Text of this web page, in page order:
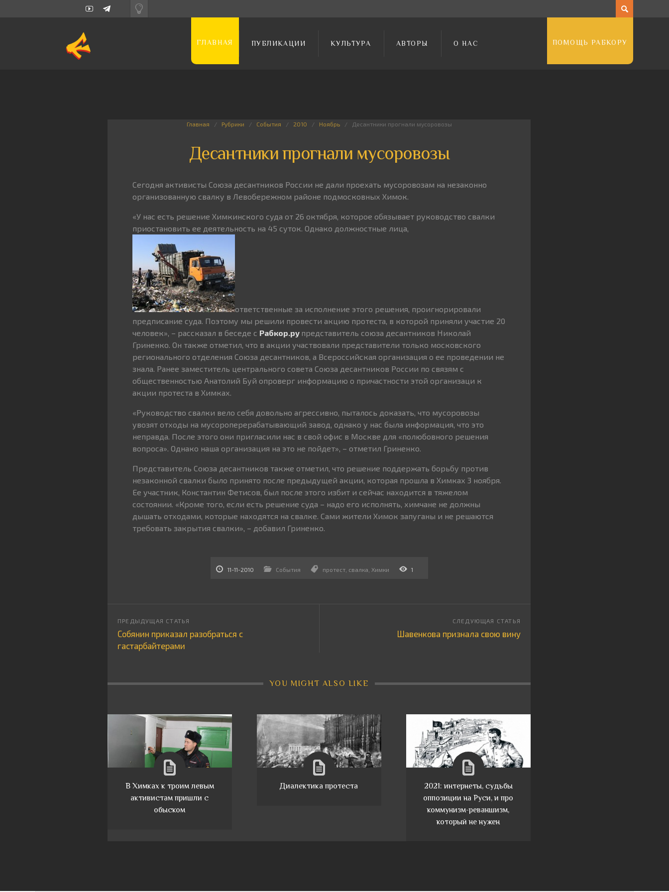
ГЛАВНАЯ ПУБЛИКАЦИИ КУЛЬТУРА АВТОРЫ О НАС ПОМОЩЬ РАБКОРУ
Главная Рубрики События 2010 Ноябрь Десантники прогнали мусоровозы
Десантники прогнали мусоровозы
Сегодня активисты Союза десантников России не дали проехать мусоровозам на незаконно
организованную свалку в Левобережном районе подмосковных Химок.
«У нас есть решение Химкинского суда от 26 октября, которое обязывает руководство свалки
приостановить ее деятельность на 45 суток. Однако должностные лица,
ответственные за исполнение этого решения, проигнорировали
предписание суда. Поэтому мы решили провести акцию протеста, в которой приняли участие 20
человек», – рассказал в беседе с Рабкор.ру представитель союза десантников Николай
Гриненко. Он также отметил, что в акции участвовали представители только московского
регионального отделения Союза десантников, а Всероссийская организация о ее проведении не
знала. Ранее заместитель центрального совета Союза десантников России по связям с
общественностью Анатолий Буй опроверг информацию о причастности этой организаци к
акции протеста в Химках.
«Руководство свалки вело себя довольно агрессивно, пыталось доказать, что мусоровозы
увозят отходы на мусороперерабатывающий завод, однако у нас была информация, что это
неправда. После этого они пригласили нас в свой офис в Москве для «полюбовного решения
вопроса». Однако наша организация на это не пойдет», – отметил Гриненко.
Представитель Союза десантников также отметил, что решение поддержать борьбу против
незаконной свалки было принято после предыдущей акции, которая прошла в Химках 3 ноября.
Ее участник, Константин Фетисов, был после этого избит и сейчас находится в тяжелом
состоянии. «Кроме того, если есть решение суда – надо его исполнять, химчане не должны
дышать отходами, которые находятся на свалке. Сами жители Химок запуганы и не решаются
требовать закрытия свалки», – добавил Гриненко.
11-11-2010 События протест, свалка Химки 1
Собянин приказал разобраться с
гастарбайтерами
Шавенкова признала свою вину
YOU MIGHT ALSO LIKE
В Химках к троим левым
активистам пришли с
обыском
Диалектика протеста
2021: интернеты, судьбы
оппозиции на Руси, и про
коммунизм-реваншизм,
который не нужен